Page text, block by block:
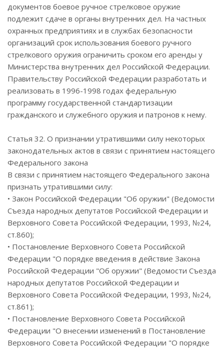
документов боевое ручное стрелковое оружие
подлежит сдаче в органы внутренних дел. На частных
охранных предприятиях и в службах безопасности
организаций срок использования боевого ручного
стрелкового оружия ограничить сроком его аренды у
Министерства внутренних дел Российской Федерации.
Правительству Российской Федерации разработать и
реализовать в 1996-1998 годах федеральную
программу государственной стандартизации
гражданского и служебного оружия и патронов к нему.
Статья 32. О признании утратившими силу некоторых
законодательных актов в связи с принятием настоящего
Федерального закона
В связи с принятием настоящего Федерального закона
признать утратившими силу:
• Закон Российской Федерации "Об оружии" (Ведомости
Съезда народных депутатов Российской Федерации и
Верховного Совета Российской Федерации, 1993, №24,
ст.860);
• Постановление Верховного Совета Российской
Федерации "О порядке введения в действие Закона
Российской Федерации "Об оружии" (Ведомости Съезда
народных депутатов Российской Федерации и
Верховного Совета Российской Федерации, 1993, №24,
ст.861);
• Постановление Верховного Совета Российской
Федерации "О внесении изменений в Постановление
Верховного Совета Российской Федерации "О порядке